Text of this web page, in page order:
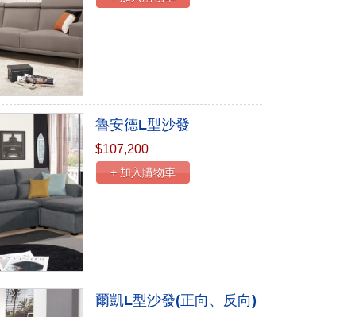
魯安德L型沙發
$107,200
+ 加入購物車
爾凱L型沙發(正向、反向)